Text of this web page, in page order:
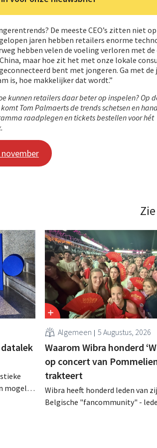
De meeste CEO’s zitten niet
jaren hebben retailers enorme
hebben velen de voeling verloren met
maar hoe zit het met onze lokale
bent met jongeren. Ga met de
is, hoe makkelijker dat wordt.”
kunnen retailers daar beter op inspelen? Op
Tom Palmaerts de trends schetsen en
raadplegen en tickets bestellen voor hét
mogelijk
Algemeen 5 Augustus, 2026
Waarom Wibra honderd
op concert van
trakteert
Wibra heeft honderd leden van
Belgische "fancommunity" -